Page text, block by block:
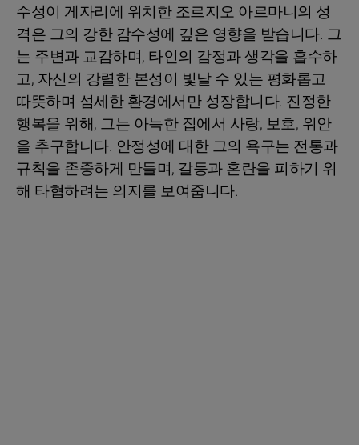
수성이 게자리에 위치한 조르지오 아르마니의 성
격은 그의 강한 감수성에 깊은 영향을 받습니다. 그
는 주변과 교감하며, 타인의 감정과 생각을 흡수하
고, 자신의 강렬한 본성이 빛날 수 있는 평화롭고
따뜻하며 섬세한 환경에서만 성장합니다. 진정한
행복을 위해, 그는 아늑한 집에서 사랑, 보호, 위안
을 추구합니다. 안정성에 대한 그의 욕구는 전통과
규칙을 존중하게 만들며, 갈등과 혼란을 피하기 위
해 타협하려는 의지를 보여줍니다.